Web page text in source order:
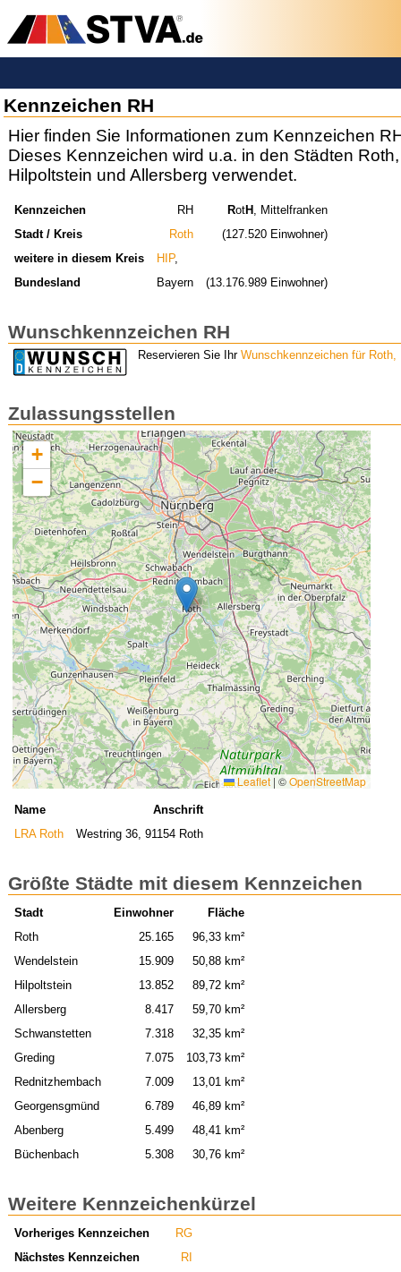
Kennzeichen RH
Hier finden Sie Informationen zum Kennzeichen
Dieses Kennzeichen wird u.a. in den Städten
Hilpoltstein und Allersberg verwendet.
Kennzeichen RH RotH , Mittelfranken
Stadt / Kreis
Roth
(127.520 Einwohner)
weitere in diesem Kreis
HIP,
Bundesland
Bayern (13.176.989 Einwohner)
Wunschkennzeichen RH
Reservieren Sie Ihr Wunschkennzeichen für Roth,
Zulassungsstellen
+
−
Leaflet | ©OpenStreetMap
Name
Anschrift
LRA Roth
Westring 36, 91154 Roth
Größte Städte mit diesem Kennzeichen
Stadt Einwohner
Fläche
Roth
25.165
96,33 km²
Wendelstein
15.909
50,88 km²
Hilpoltstein
13.852
89,72 km²
Allersberg
8.417
59,70 km²
Schwanstetten
7.318
32,35 km²
Greding
7.075
103,73 km²
Rednitzhembach
7.009
13,01 km²
Georgensgmünd
6.789
46,89 km²
Abenberg
5.499
48,41 km²
Büchenbach
5.308 30,76 km²
Weitere Kennzeichenkürzel
Vorheriges Kennzeichen
RG
Nächstes Kennzeichen
RI